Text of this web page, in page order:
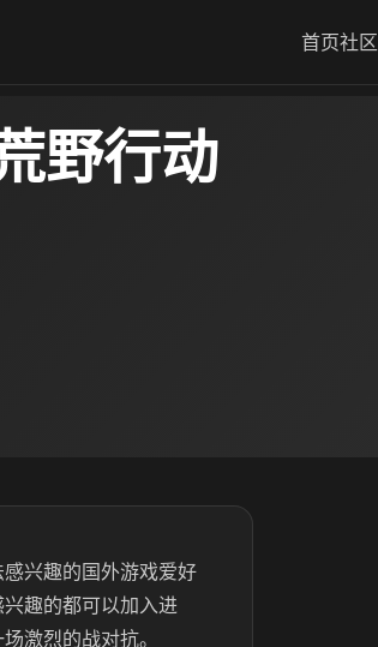
首页社区
野行动
兴趣的国外游戏爱好
趣的都可以加入进
激烈的战对抗。